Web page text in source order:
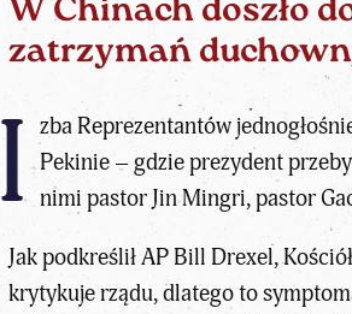
W Chinach doszło
zatrzymań
I zba Reprezentantów
Pekinie – gdzie prezydent
nimi pastor Jin Mingri, pastor
Jak podkreślił AP Bill Drexel,
krytykuje rządu, dlatego to